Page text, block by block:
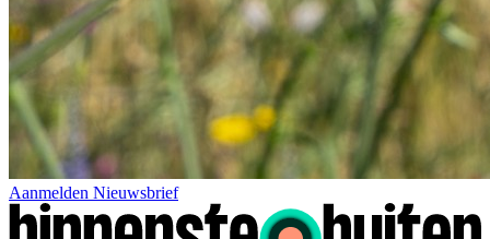
Aanmelden Nieuwsbrief